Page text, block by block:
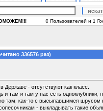
0 Пользователей и 1
336576 раз)
- отсутствуют как класс.
там и там у нас есть одноклубники,
как-то с высыпавшимся шрусом
- выкладывать такие